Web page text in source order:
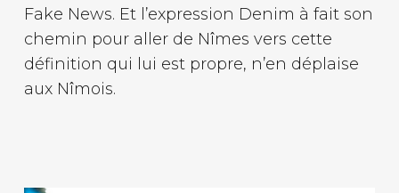
Fake News. Et l’expression Denim à fait son
chemin pour aller de Nîmes vers cette
définition qui lui est propre, n’en déplaise
aux Nîmois.